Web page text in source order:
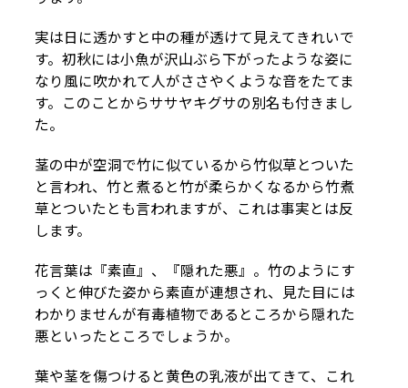
実は日に透かすと中の種が透けて見えてきれいで
す。初秋には小魚が沢山ぶら下がったような姿に
なり風に吹かれて人がささやくような音をたてま
す。このことからササヤキグサの別名も付きまし
た。
茎の中が空洞で竹に似ているから竹似草とついた
と言われ、竹と煮ると竹が柔らかくなるから竹煮
草とついたとも言われますが、これは事実とは反
します。
花言葉は『素直』、『隠れた悪』。竹のようにす
っくと伸びた姿から素直が連想され、見た目には
わかりませんが有毒植物であるところから隠れた
悪といったところでしょうか。
葉や茎を傷つけると黄色の乳液が出てきて、これ